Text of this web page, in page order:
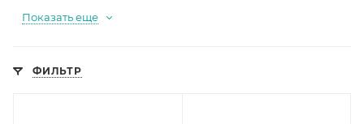
Показать еще
ФИЛЬТР